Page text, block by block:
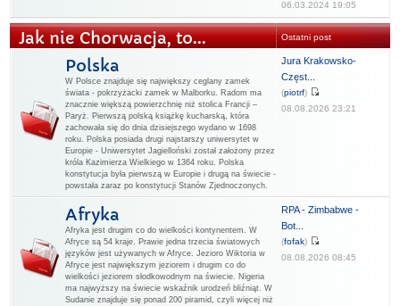
06.03.2024 19:05
Jak nie Chorwacja, to... Ostatni post
Polska
W Polsce znajduje się największy ceglany zamek
świata - pokrzyżacki zamek w Malborku. Radom ma
znacznie większą powierzchnię niż stolica Francji –
Paryż. Pierwszą polską książkę kucharską, która
zachowała się do dnia dzisiejszego wydano w 1698
roku. Polska posiada drugi najstarszy uniwersytet w
Europie - Uniwersytet Jagielloński został założony przez
króla Kazimierza Wielkiego w 1364 roku. Polska
konstytucja była pierwszą w Europie i drugą na świecie -
powstała zaraz po konstytucji Stanów Zjednoczonych.
Jura Krakowsko-
Częst...
(piotrf)
08.08.2026 23:21
Afryka
Afryka jest drugim co do wielkości kontynentem. W
Afryce są 54 kraje. Prawie jedna trzecia światowych
języków jest używanych w Afryce. Jezioro Wiktoria w
Afryce jest największym jeziorem i drugim co do
wielkości jeziorem słodkowodnym na świecie. Nigeria
ma najwyższy na świecie wskaźnik urodzeń bliźniąt. W
Sudanie znajduje się ponad 200 piramid, czyli więcej niż
RPA - Zimbabwe -
Bot...
(fofak)
08.08.2026 08:45